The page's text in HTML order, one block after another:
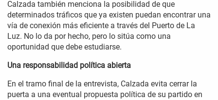
Calzada también menciona la posibilidad de que
determinados tráficos que ya existen puedan encontrar una
vía de conexión más eficiente a través del Puerto de La
Luz. No lo da por hecho, pero lo sitúa como una
oportunidad que debe estudiarse.
Una responsabilidad política abierta
En el tramo final de la entrevista, Calzada evita cerrar la
puerta a una eventual propuesta política de su partido en